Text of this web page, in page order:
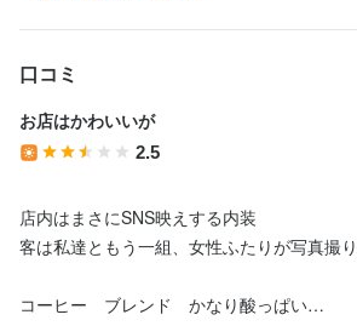
口コミ
お店はかわいいが
2.5
店内はまさにSNS映えする内装
客は私達ともう一組、女性ふたりが写真撮
コーヒー　ブレンド　かなり酸っぱい